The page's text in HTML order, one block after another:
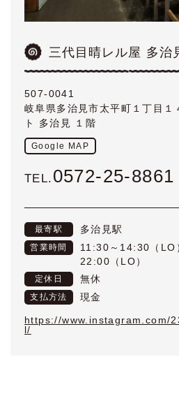
三代目晴レル屋 多治
507-0041
岐阜県多治見市太平町１丁目１
ト 多治見 １階
Google MAP
TEL. 0572-25-8861
最寄駅 多治見駅
営業時間
11:30～14:30（LO
22:00（LO）
定休日 無休
支払方法 現金
https://www.instagram.com/
l/